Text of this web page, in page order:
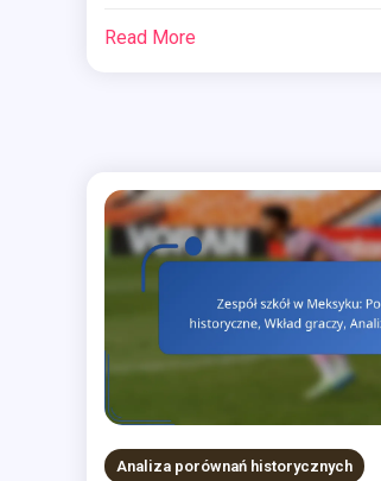
Read More
Analiza porównań historycznych